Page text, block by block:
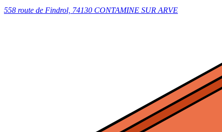
558 route de Findrol, 74130 CONTAMINE SUR ARVE